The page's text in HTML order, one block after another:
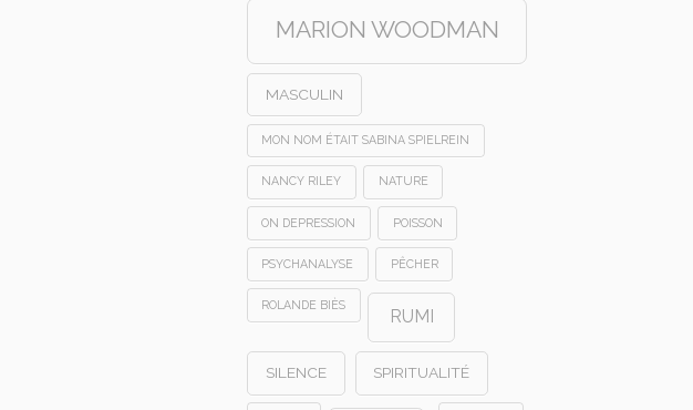
MARION WOODMAN
MASCULIN
MON NOM ÉTAIT SABINA SPIELREIN
NANCY RILEY NATURE
ON DEPRESSION POISSON
PSYCHANALYSE PÊCHER
ROLANDE BIÈS
RUMI
SILENCE SPIRITUALITÉ